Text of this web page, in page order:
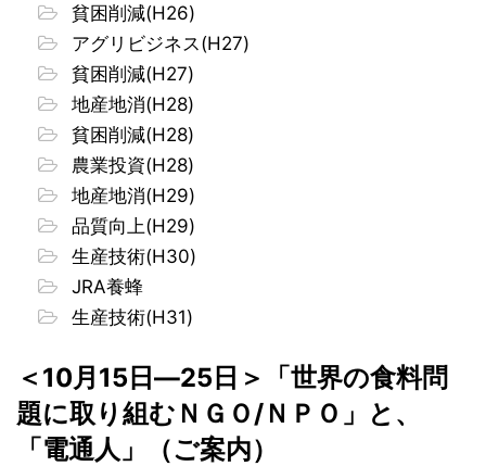
貧困削減(H26)
アグリビジネス(H27)
貧困削減(H27)
地産地消(H28)
貧困削減(H28)
農業投資(H28)
地産地消(H29)
品質向上(H29)
生産技術(H30)
JRA養蜂
生産技術(H31)
＜10月15日―25日＞「世界の食料問
題に取り組むＮＧＯ/ＮＰＯ」と、
「電通人」（ご案内）